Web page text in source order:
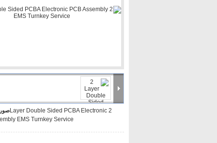
2 Layer Double Sided PCBA Electronic
EMS Turnkey Service